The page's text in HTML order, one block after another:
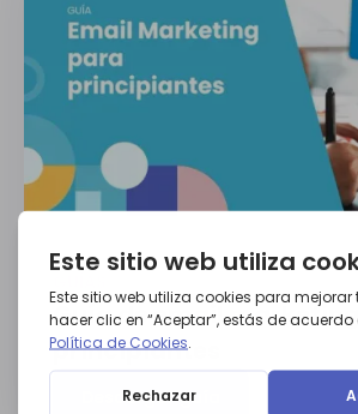
Guía de email
principiantes
Descargar guía